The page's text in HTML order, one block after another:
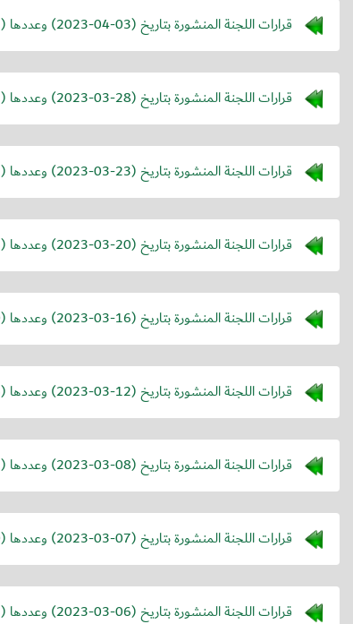
قرارات اللجنة المنشورة بتاريخ (2023-04-03) وعددها (1)
قرارات اللجنة المنشورة بتاريخ (2023-03-28) وعددها (3)
قرارات اللجنة المنشورة بتاريخ (2023-03-23) وعددها (2)
قرارات اللجنة المنشورة بتاريخ (2023-03-20) وعددها (5)
قرارات اللجنة المنشورة بتاريخ (2023-03-16) وعددها (10)
قرارات اللجنة المنشورة بتاريخ (2023-03-12) وعددها (6)
قرارات اللجنة المنشورة بتاريخ (2023-03-08) وعددها (1)
قرارات اللجنة المنشورة بتاريخ (2023-03-07) وعددها (10)
قرارات اللجنة المنشورة بتاريخ (2023-03-06) وعددها (3)